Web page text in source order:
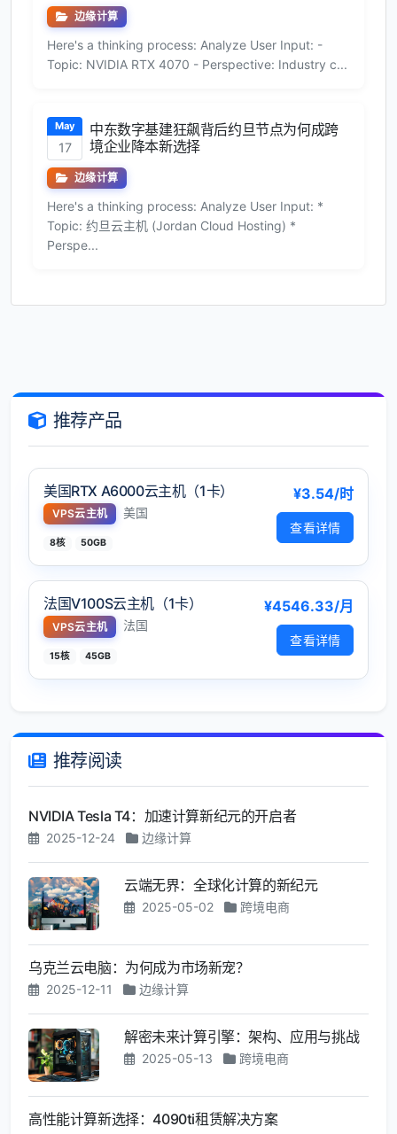
边缘计算
Here's a thinking process: Analyze User Input: -
Topic: NVIDIA RTX 4070 - Perspective: Industry c...
May
17
中东数字基建狂飙背后约旦节点为何成跨
境企业降本新选择
边缘计算
Here's a thinking process: Analyze User Input: *
Topic: 约旦云主机 (Jordan Cloud Hosting) *
Perspe...
推荐产品
美国RTX A6000云主机（1卡）
VPS云主机 美国
8核 50GB
¥3.54/时
查看详情
法国V100S云主机（1卡）
VPS云主机 法国
15核 45GB
¥4546.33/月
查看详情
推荐阅读
NVIDIA Tesla T4：加速计算新纪元的开启者
2025-12-24 边缘计算
云端无界：全球化计算的新纪元
2025-05-02 跨境电商
乌克兰云电脑：为何成为市场新宠？
2025-12-11 边缘计算
解密未来计算引擎：架构、应用与挑战
2025-05-13 跨境电商
高性能计算新选择：4090ti租赁解决方案